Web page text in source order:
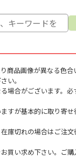
商品画像が異なる色
い。
場合がございます。必
すが基本的に取り寄せ
庫切れの場合はご注
買い求め下さい。ご